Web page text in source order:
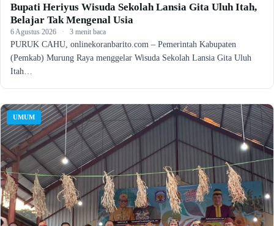
Bupati Heriyus Wisuda Sekolah Lansia Gita Uluh Itah,
Belajar Tak Mengenal Usia
6 Agustus 2026 · 3 menit baca
PURUK CAHU, onlinekoranbarito.com – Pemerintah Kabupaten
(Pemkab) Murung Raya menggelar Wisuda Sekolah Lansia Gita Uluh
Itah…
UMUM